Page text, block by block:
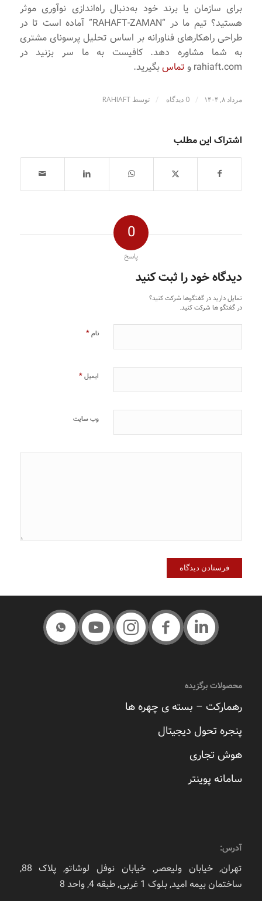
برای سازمان یا برند خود به‌دنبال راه‌اندازی نوآوری موثر
هستید؟ تیم ما در “RAHAFT-ZAMAN” آماده است تا در
طراحی راهکارهای فناورانه بر اساس تحلیل پرسونای مشتری
به شما مشاوره دهد. کافیست به ما سر بزنید در
rahiaft.com و
تماسبگیرید.
مرداد ۸, ۱۴۰۴ / 0 دیدگاه / توسط RAHIAFT
اشتراک این مطلب
0
پاسخ
دیدگاه خود را ثبت کنید
تمایل دارید در گفتگوها شرکت کنید؟
در گفتگو ها شرکت کنید.
نام*
ایمیل*
وب‌ سایت
محصولات برگزیده
رهمارکت – بسته ی چهره ها
پنجره تحول دیجیتال
هوش تجاری
سامانه پوینتر
آدرس:
تهران, خیابان ولیعصر, خیابان نوفل لوشاتو, پلاک 88,
ساختمان بیمه امید, بلوک 1 غربی, طبقه 4, واحد 8